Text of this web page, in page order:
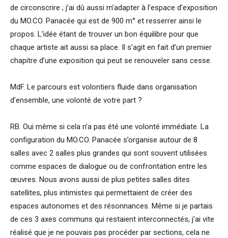
de circonscrire ; j’ai dû aussi m’adapter à l’espace d’exposition
du MO.CO. Panacée qui est de 900 m° et resserrer ainsi le
propos. L’idée étant de trouver un bon équilibre pour que
chaque artiste ait aussi sa place. Il s’agit en fait d’un premier
chapitre d’une exposition qui peut se renouveler sans cesse.
MdF. Le parcours est volontiers fluide dans organisation
d’ensemble, une volonté de votre part ?
RB. Oui même si cela n’a pas été une volonté immédiate. La
configuration du MO.CO. Panacée s’organise autour de 8
salles avec 2 salles plus grandes qui sont souvent utilisées
comme espaces de dialogue ou de confrontation entre les
œuvres. Nous avons aussi de plus petites salles dites
satellites, plus intimistes qui permettaient de créer des
espaces autonomes et des résonnances. Même si je partais
de ces 3 axes communs qui restaient interconnectés, j’ai vite
réalisé que je ne pouvais pas procéder par sections, cela ne